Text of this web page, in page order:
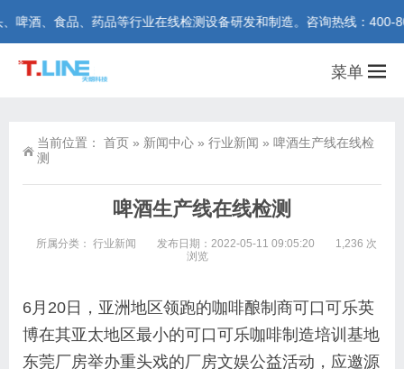
、食品、药品等行业在线检测设备研发和制造。咨询热线：400-801-
菜单
当前位置： 首页 » 新闻中心 » 行业新闻 » 啤酒生产线在线检
测
啤酒生产线在线检测
所属分类： 行业新闻 发布日期：2022-05-11 09:05:20
1,236 次
浏览
6月20日，亚洲地区领跑的咖啡酿制商可口可乐英
博在其亚太地区最小的可口可乐咖啡制造培训基地
东莞厂房举办重头戏的厂房文娱公益活动，应邀源